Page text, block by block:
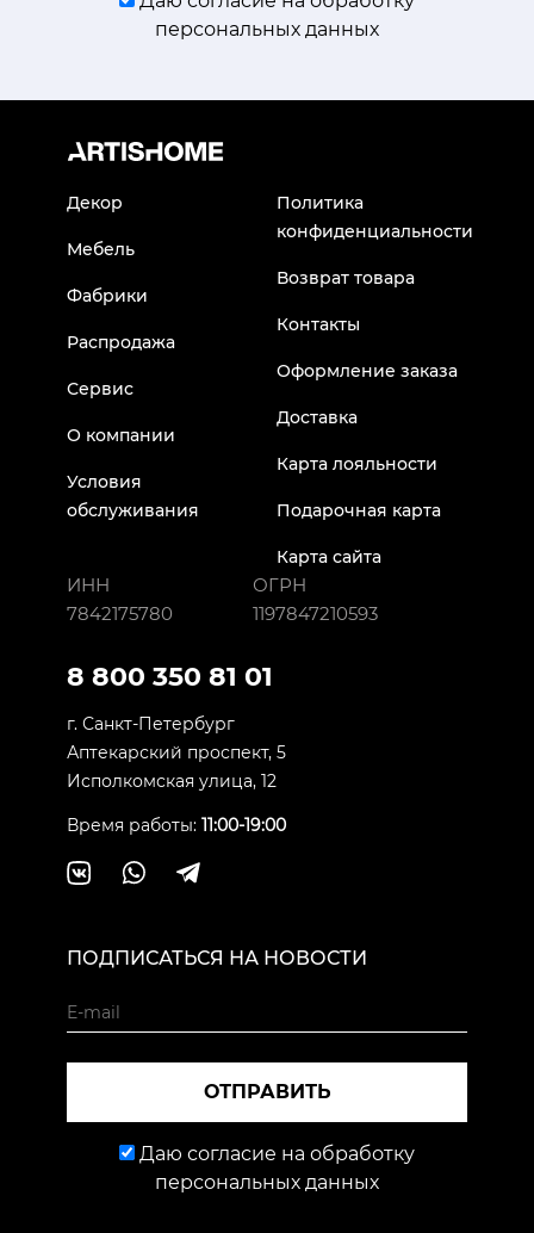
персональных данных
Декор
Мебель
Фабрики
Распродажа
Сервис
О компании
Условия
обслуживания
Политика
конфиденциальности
Возврат товара
Контакты
Оформление заказа
Доставка
Карта лояльности
Подарочная карта
Карта сайта
ИНН
7842175780
ОГРН
1197847210593
8 800 350 81 01
г. Санкт-Петербург
Аптекарский проспект, 5
Исполкомская улица, 12
Время работы: 11:00-19:00
ПОДПИСАТЬСЯ НА НОВОСТИ
ОТПРАВИТЬ
Даю согласие на обработку
персональных данных